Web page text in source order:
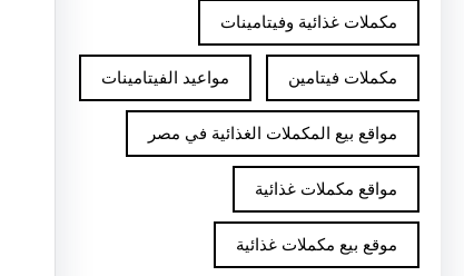
مكملات غذائية وفيتامينات
مكملات فيتامين مواعيد الفيتامينات
مواقع بيع المكملات الغذائية في مصر
مواقع مكملات غذائية
موقع بيع مكملات غذائية